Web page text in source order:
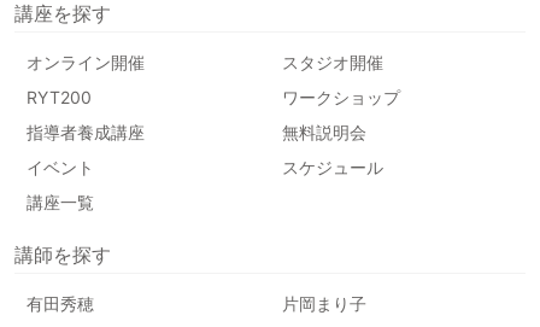
講座を探す
オンライン開催
スタジオ開催
RYT200
ワークショップ
指導者養成講座
無料説明会
イベント
スケジュール
講座一覧
講師を探す
有田秀穂
片岡まり子